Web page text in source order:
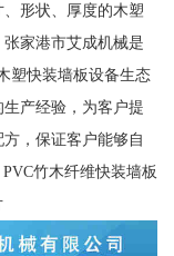
形状、厚度的木塑
家港市艾成机械是
塑快装墙板设备生态
产经验，为客户提
，保证客户能够自
竹木纤维快装墙板